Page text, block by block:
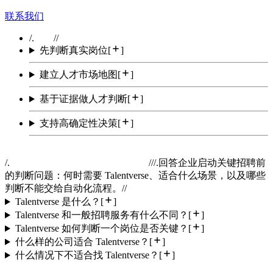
联系我们
/.
//
先判断真实岗位[ ]
建立人才市场地图[ ]
基于证据做人才判断[ ]
支持高确定性决策[ ]
/. ///.回答企业启动关键招聘前
的判断问题：何时需要 Talentverse、适合什么场景，以及哪些
判断不能交给自动化流程。 //
Talentverse 是什么？ [
]
Talentverse 和一般招聘服务有什么不同？ [
]
Talentverse 如何判断一个岗位是否关键？ [
]
什么样的公司适合 Talentverse？ [
]
什么情况下不适合找 Talentverse？ [
]